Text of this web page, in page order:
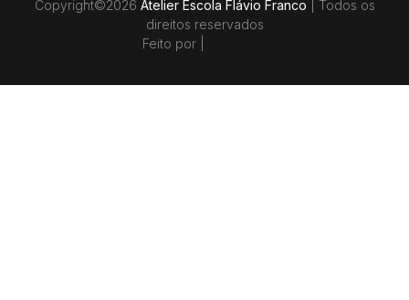
Copyright©2026 Atelier Escola Flávio Franco | Todos os
direitos reservados
Feito por |